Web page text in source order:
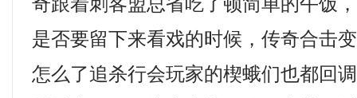
是否要留下来看戏的时候，传奇合击
怎么了追杀行会玩家的楔蛾们也都回